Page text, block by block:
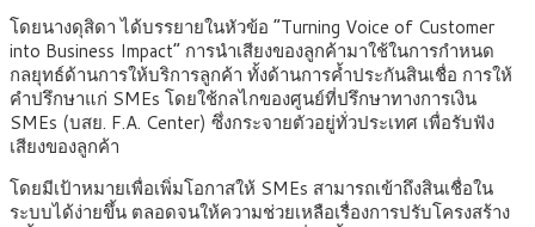
โดยนางดุสิดา ได้บรรยายในหัวข้อ “Turning Voice of Customer
into Business Impact” การนำเสียงของลูกค้ามาใช้ในการกำหนด
กลยุทธ์ด้านการให้บริการลูกค้า ทั้งด้านการค้ำประกันสินเชื่อ การให้
คำปรึกษาแก่ SMEs โดยใช้กลไกของศูนย์ที่ปรึกษาทางการเงิน
SMEs (บสย. F.A. Center) ซึ่งกระจายตัวอยู่ทั่วประเทศ เพื่อรับฟัง
เสียงของลูกค้า
โดยมีเป้าหมายเพื่อเพิ่มโอกาสให้ SMEs สามารถเข้าถึงสินเชื่อใน
ระบบได้ง่ายขึ้น ตลอดจนให้ความช่วยเหลือเรื่องการปรับโครงสร้าง